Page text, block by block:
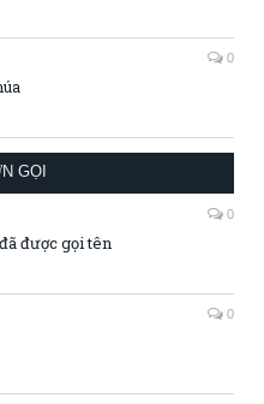
0
GỌI
0
được gọi tên
0